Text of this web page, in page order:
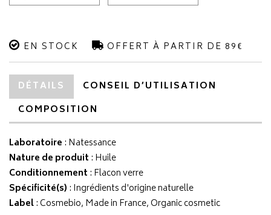
EN STOCK OFFERT À PARTIR DE 89€
DÉTAILS
CONSEIL D’UTILISATION
COMPOSITION
Laboratoire : Natessance
Nature de produit : Huile
Conditionnement : Flacon verre
Spécificité(s) : Ingrédients d'origine naturelle
Label: Cosmebio, Made in France, Organic cosmetic